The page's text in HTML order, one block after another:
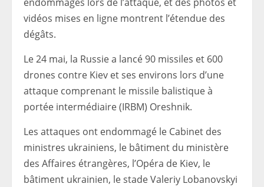
vidéos mises en ligne montrent l’étendue des
dégâts.
Le 24 mai, la Russie a lancé 90 missiles et 600
drones contre Kiev et ses environs lors d’une
attaque comprenant le missile balistique à
portée intermédiaire (IRBM) Oreshnik.
Les attaques ont endommagé le Cabinet des
ministres ukrainiens, le bâtiment du ministère
des Affaires étrangères, l’Opéra de Kiev, le
bâtiment ukrainien, le stade Valeriy Lobanovskyi